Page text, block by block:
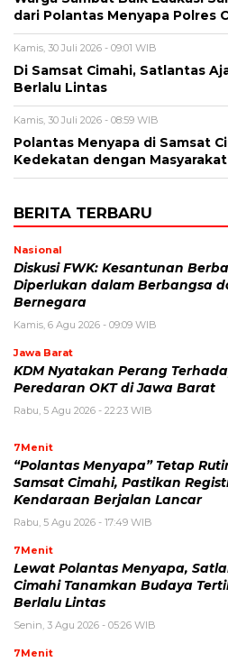
dari Polantas Menyapa Polres
Kamis, 30 Juli 2026 - 09:01 WIB
Di Samsat Cimahi, Satlantas
Berlalu Lintas
Kamis, 30 Juli 2026 - 08:59 WIB
Polantas Menyapa di Samsat
Kedekatan dengan Masyarakat
BERITA TERBARU
Nasional
Diskusi FWK: Kesantunan
Diperlukan dalam Berbangsa
Bernegara
Kamis, 6 Agu 2026 - 09:09 WIB
Jawa Barat
KDM Nyatakan Perang
Peredaran OKT di Jawa Barat
Rabu, 5 Agu 2026 - 22:23 WIB
7Menit
“Polantas Menyapa” Tetap
Samsat Cimahi, Pastikan
Kendaraan Berjalan Lancar
Rabu, 5 Agu 2026 - 17:49 WIB
7Menit
Lewat Polantas Menyapa,
Cimahi Tanamkan Budaya
Berlalu Lintas
Senin, 3 Agu 2026 - 05:26 WIB
7Menit